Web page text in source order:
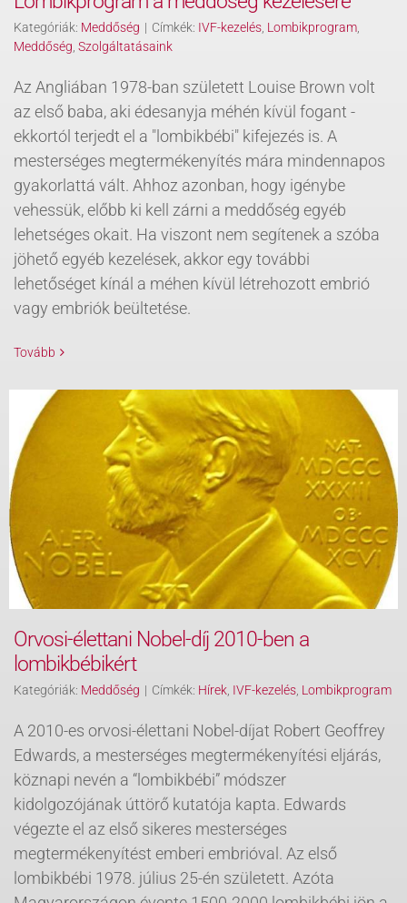
Kategóriák: Meddőség | Címkék: IVF-kezelés Lombikprogram
Meddőség Szolgáltatásaink
Az Angliában 1978-ban született Louise Brown volt
az első baba, aki édesanyja méhén kívül fogant -
ekkortól terjedt el a "lombikbébi" kifejezés is. A
mesterséges megtermékenyítés mára mindennapos
gyakorlattá vált. Ahhoz azonban, hogy igénybe
vehessük, előbb ki kell zárni a meddőség egyéb
lehetséges okait. Ha viszont nem segítenek a szóba
jöhető egyéb kezelések, akkor egy további
lehetőséget kínál a méhen kívül létrehozott embrió
vagy embriók beültetése.
Tovább
Orvosi-élettani Nobel-díj 2010-ben a
lombikbébikért
Kategóriák: Meddőség | Címkék: Hírek IVF-kezelés Lombikprogram
A 2010-es orvosi-élettani Nobel-díjat Robert Geoffrey
Edwards, a mesterséges megtermékenyítési eljárás,
köznapi nevén a “lombikbébi” módszer
kidolgozójának úttörő kutatója kapta. Edwards
végezte el az első sikeres mesterséges
megtermékenyítést emberi embrióval. Az első
lombikbébi 1978. július 25-én született. Azóta